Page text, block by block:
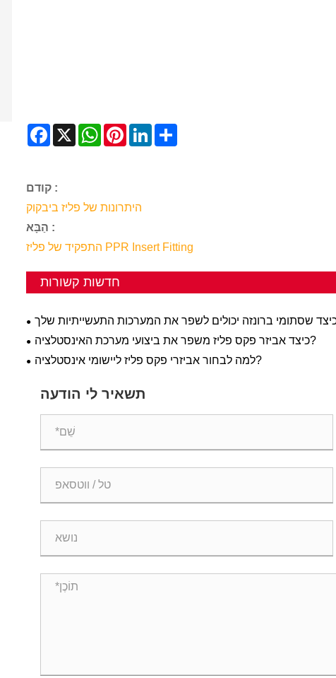
Facebook
X WhatsAppPinterestLinkedIn
קודם :
היתרונות של פליז ביבקוק
הַבָּא :
התפקיד של פליז PPR Insert Fitting
חדשות קשורות
כיצד אביזר פקס פליז משפר את ביצועי מערכת האינסטלציה?
למה לבחור אביזרי פקס פליז ליישומי אינסטלציה?
תשאיר לי הודעה